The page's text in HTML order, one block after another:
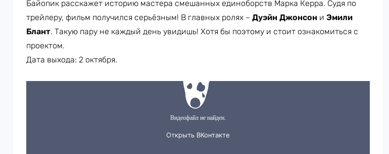
Байопик расскажет историю мастера смешанных единоборств Марка Керра. Судя по
трейлеру, фильм получился серьёзным! В главных ролях – Дуэйн Джонсон и Эмили
Блант. Такую пару не каждый день увидишь! Хотя бы поэтому и стоит ознакомиться с
проектом.
Дата выхода: 2 октября.